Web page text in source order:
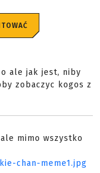
ale jak jest, niby
zobaczyc kogos z
mimo wszystko
chan-meme1.jpg